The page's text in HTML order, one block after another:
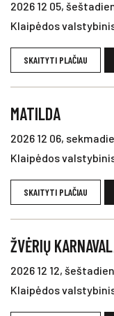
2026 12 05,
Klaipėdos
SKAITYTI PLAČIAU
MATILDA
2026 12 06,
Klaipėdos
SKAITYTI PLAČIAU
ŽVĖRIŲ
2026 12 12,
Klaipėdos